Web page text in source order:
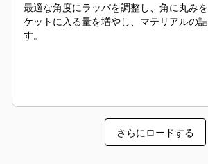
最適な角度にラッパを調整し、角に丸み
ケットに入る量を増やし、マテリアルの
す。
さらにロードする